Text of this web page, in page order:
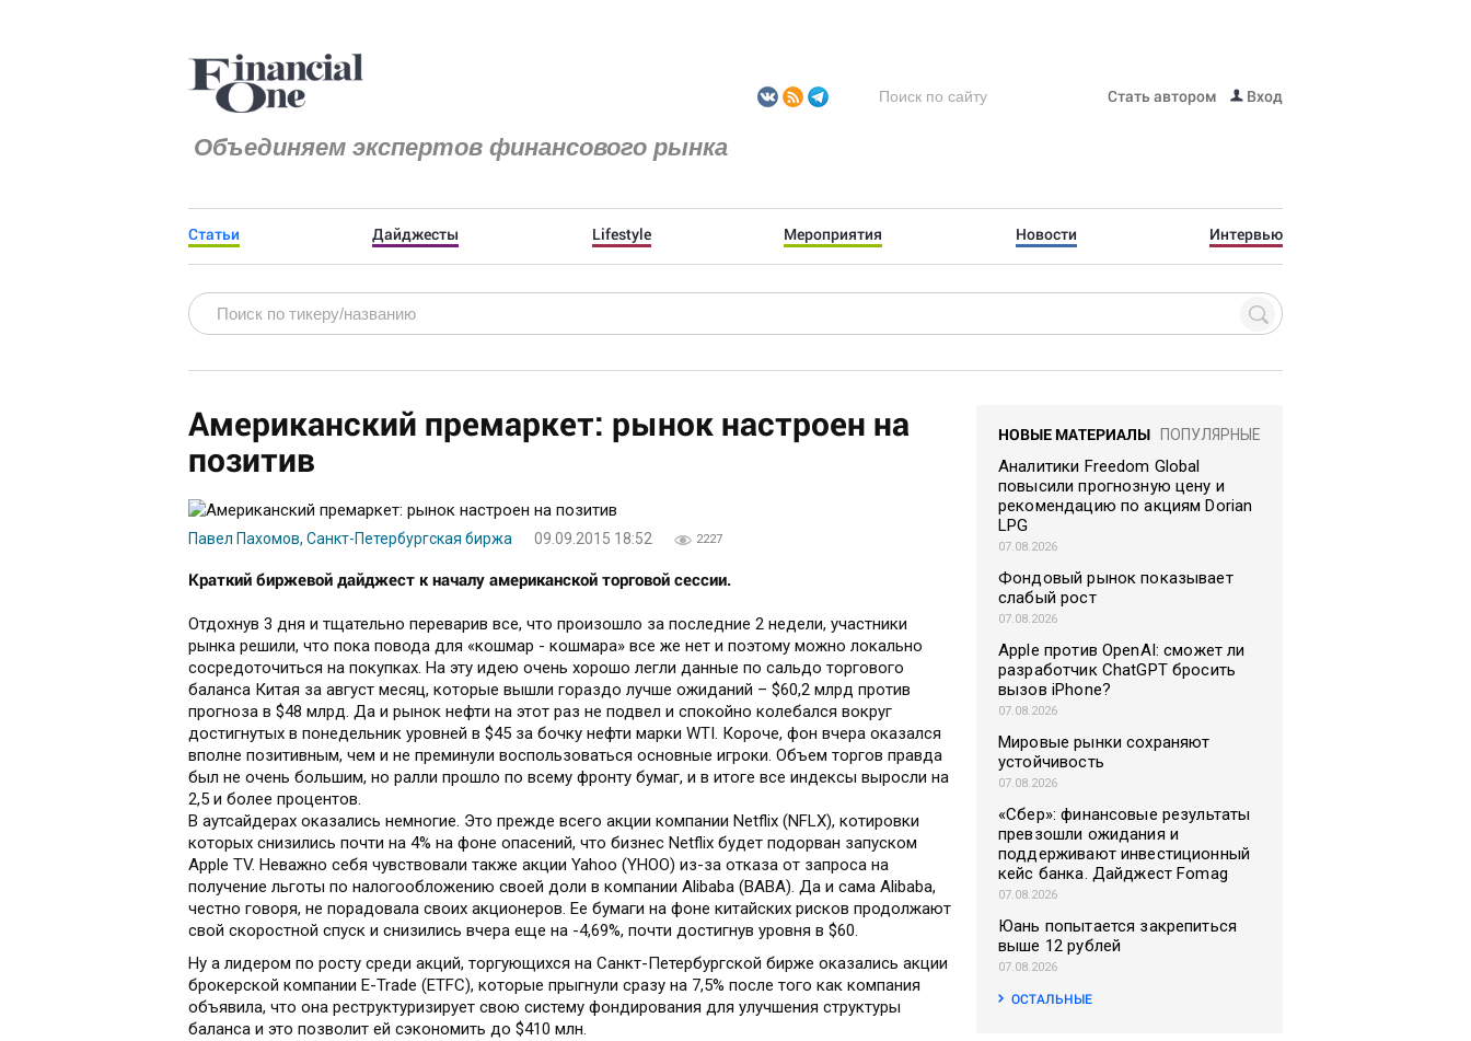
Объединяем экспертов финансового рынка
Стать автором Вход
Статьи Дайджесты Lifestyle Мероприятия Новости Интервью
Американский премаркет: рынок настроен на
позитив
Павел Пахомов, Санкт-Петербургская биржа 09.09.2015 18:52 2227
Краткий биржевой дайджест к началу американской торговой сессии.
Отдохнув 3 дня и тщательно переварив все, что произошло за последние 2 недели, участники
рынка решили, что пока повода для «кошмар - кошмара» все же нет и поэтому можно локально
сосредоточиться на покупках. На эту идею очень хорошо легли данные по сальдо торгового
баланса Китая за август месяц, которые вышли гораздо лучше ожиданий – $60,2 млрд против
прогноза в $48 млрд. Да и рынок нефти на этот раз не подвел и спокойно колебался вокруг
достигнутых в понедельник уровней в $45 за бочку нефти марки WTI. Короче, фон вчера оказался
вполне позитивным, чем и не преминули воспользоваться основные игроки. Объем торгов правда
был не очень большим, но ралли прошло по всему фронту бумаг, и в итоге все индексы выросли на
2,5 и более процентов.
В аутсайдерах оказались немногие. Это прежде всего акции компании Netflix (NFLX), котировки
которых снизились почти на 4% на фоне опасений, что бизнес Netflix будет подорван запуском
Apple TV. Неважно себя чувствовали также акции Yahoo (YHOO) из-за отказа от запроса на
получение льготы по налогообложению своей доли в компании Alibaba (BABA). Да и сама Alibaba,
честно говоря, не порадовала своих акционеров. Ее бумаги на фоне китайских рисков продолжают
свой скоростной спуск и снизились вчера еще на -4,69%, почти достигнув уровня в $60.
Ну а лидером по росту среди акций, торгующихся на Санкт-Петербургской бирже оказались акции
брокерской компании E-Trade (ETFC), которые прыгнули сразу на 7,5% после того как компания
объявила, что она реструктуризирует свою систему фондирования для улучшения структуры
баланса и это позволит ей сэкономить до $410 млн.
НОВЫЕ МАТЕРИАЛЫ ПОПУЛЯРНЫЕ
Аналитики Freedom Global
повысили прогнозную цену и
рекомендацию по акциям Dorian
LPG
07.08.2026
Фондовый рынок показывает
слабый рост
07.08.2026
Apple против OpenAI: сможет ли
разработчик ChatGPT бросить
вызов iPhone?
07.08.2026
Мировые рынки сохраняют
устойчивость
07.08.2026
«Сбер»: финансовые результаты
превзошли ожидания и
поддерживают инвестиционный
кейс банка. Дайджест Fomag
07.08.2026
Юань попытается закрепиться
выше 12 рублей
07.08.2026
ОСТАЛЬНЫЕ